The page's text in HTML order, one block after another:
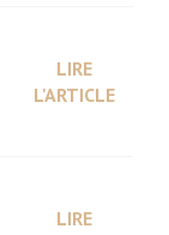
LIRE
L'ARTICLE
LIRE